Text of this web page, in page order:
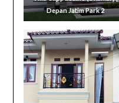
Depan Jatim Park 2